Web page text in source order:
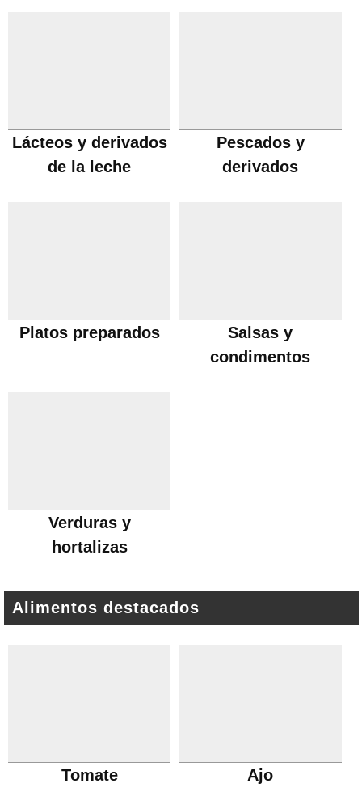
Lácteos y derivados
de la leche
Pescados y
derivados
Platos preparados
Salsas y
condimentos
Verduras y
hortalizas
Alimentos destacados
Tomate Ajo